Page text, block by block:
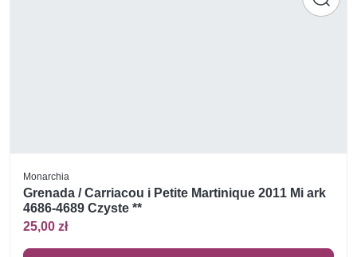
Monarchia
Grenada / Carriacou i Petite Martinique 2011 Mi ark
4686-4689 Czyste **
25,00 zł